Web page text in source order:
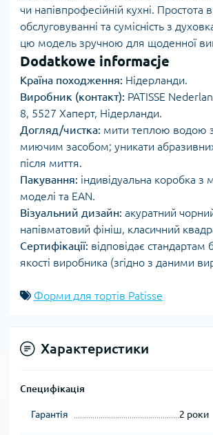
чи напівпрофесійній кухні. Простота в
обслуговуванні та сумісність з
цю модель зручною для щоденної
Dodatkowe informacje
Країна походження: Нідерланди.
Виробник (контакт): PATISSE
8, 5527 Хаперт, Нідерланди.
Догляд/чистка: мити теплою водою
миючим засобом; уникати
після миття.
Пакування: індивідуальна коробка з
моделі та EAN.
Візуальний дизайн: акуратний
напівматовий фініш, класичний
Сертифікації: відповідає стандартам
якості виробника (згідно з даними
Форми для тортів Patisse
Характеристики
Специфікація
Гарантія 2 роки